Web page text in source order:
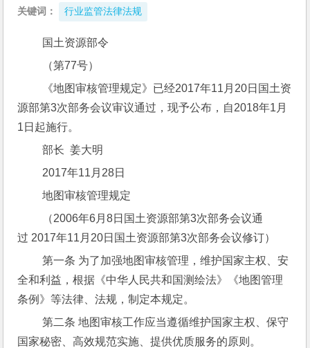
关键词： 行业监管法律法规
国土资源部令
（第77号）
源部第3次部务会议审议通过，现予公布，自2018年1月
1日起施行。
部长  姜大明
2017年11月28日
地图审核管理规定
过 2017年11月20日国土资源部第3次部务会议修订）
第一条 为了加强地图审核管理，维护国家主权、安
全和利益，根据《中华人民共和国测绘法》《地图管理
条例》等法律、法规，制定本规定。
第二条 地图审核工作应当遵循维护国家主权、保守
国家秘密、高效规范实施、提供优质服务的原则。